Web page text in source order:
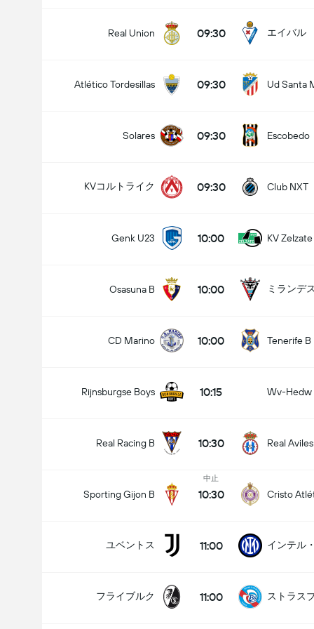
Real Union 09:30 エイバル
Atlético Tordesillas 09:30 Ud Santa
Solares 09:30 Escobedo
KVコルトライク 09:30 Club NXT
Genk U23 10:00 KV Zelzate
Osasuna B 10:00 ミランデス
CD Marino 10:00 Tenerife B
Rijnsburgse Boys 10:15 Wv-Hedw
Real Racing B 10:30 Real Aviles
Sporting Gijon B
中止
10:30 Cristo
ユベントス 11:00 インテル
フライブルク 11:00 ストラス